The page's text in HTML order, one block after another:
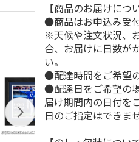
【商品のお届けにつ
●商品はお申込み受
※天候や注文状況、
合、お届けに日数が
い。
●配達時間をご希望
●配達日をご希望の
届け期間内の日付を
日のご指定はできま